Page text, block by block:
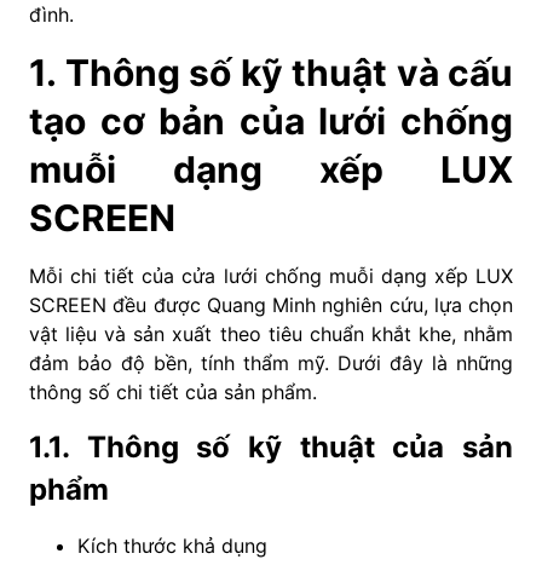
đình.
1. Thông số kỹ thuật và cấu
tạo cơ bản của lưới chống
muỗi dạng xếp LUX
SCREEN
Mỗi chi tiết của cửa lưới chống muỗi dạng xếp LUX
SCREEN đều được Quang Minh nghiên cứu, lựa chọn
vật liệu và sản xuất theo tiêu chuẩn khắt khe, nhằm
đảm bảo độ bền, tính thẩm mỹ. Dưới đây là những
thông số chi tiết của sản phẩm.
1.1. Thông số kỹ thuật của sản
phẩm
Kích thước khả dụng